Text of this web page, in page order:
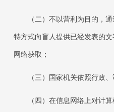
（二）不以营利为目的，
特方式向盲人提供已经发表的
网络获取；
（三）国家机关依照行政
（四）在信息网络上对计